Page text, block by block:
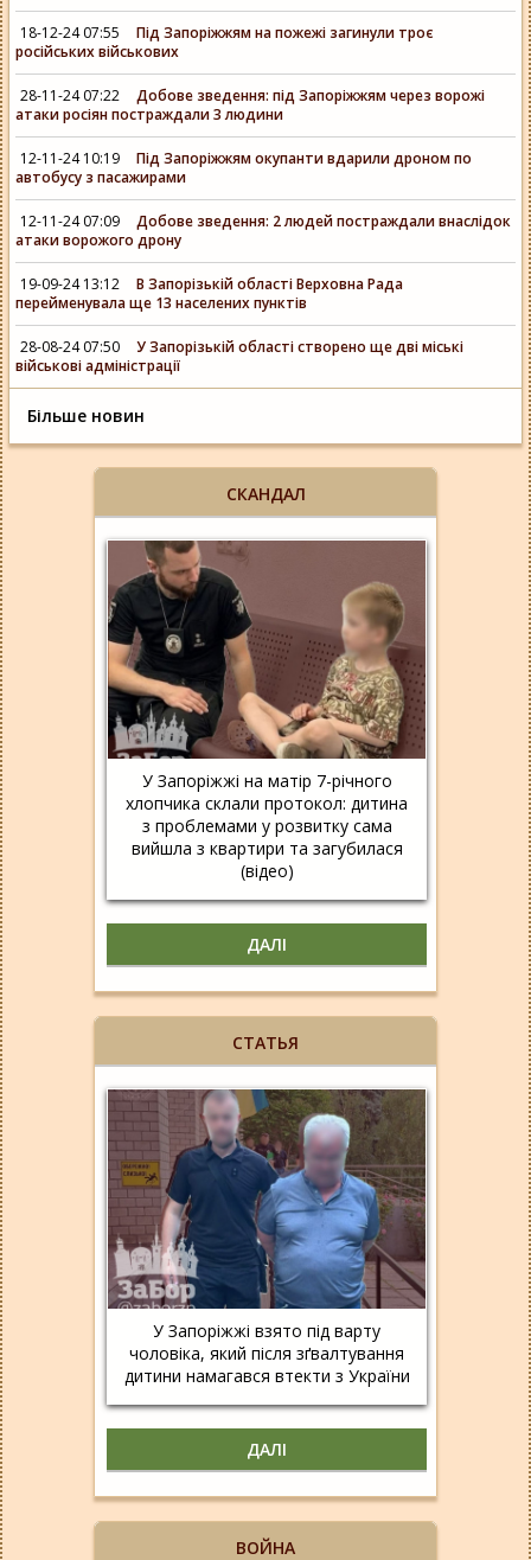
СКАНДАЛ
У Запоріжжі на матір 7-річного
хлопчика склали протокол: дитина
з проблемами у розвитку сама
вийшла з квартири та загубилася
(відео)
ДАЛІ
СТАТЬЯ
У Запоріжжі взято під варту
чоловіка, який після зґвалтування
дитини намагався втекти з України
ДАЛІ
ВОЙНА
18-12-24 07:55
Під Запоріжжям на пожежі загинули троє
російських військових
28-11-24 07:22
Добове зведення: під Запоріжжям через ворожі
атаки росіян постраждали 3 людини
12-11-24 10:19
Під Запоріжжям окупанти вдарили дроном по
автобусу з пасажирами
12-11-24 07:09
Добове зведення: 2 людей постраждали внаслідок
атаки ворожого дрону
19-09-24 13:12
В Запорізькій області Верховна Рада
перейменувала ще 13 населених пунктів
28-08-24 07:50
У Запорізькій області створено ще дві міські
військові адміністрації
Більше новин